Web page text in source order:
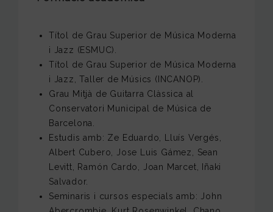
Títol de Grau Superior de Música Moderna
i Jazz (ESMUC).
Títol de Grau Superior de Música Moderna
i Jazz, Taller de Músics (INCANOP).
Grau Mitjà de Guitarra Clàssica al
Conservatori Municipal de Música de
Barcelona.
Estudis amb: Ze Eduardo, Lluís Vergés,
Albert Cubero, Jose Luis Gámez, Sean
Levitt, Ramón Cardo, Joan Marcet, Iñaki
Salvador.
Seminaris i cursos especials amb: John